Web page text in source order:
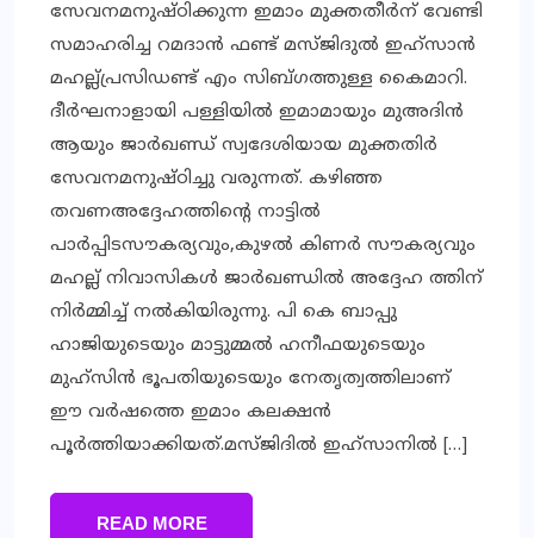
സേവനമനുഷ്ഠിക്കുന്ന ഇമാം മുക്തതീര്‍ന് വേണ്ടി
സമാഹരിച്ച റമദാന്‍ ഫണ്ട് മസ്ജിദുല്‍ ഇഹ്‌സാന്‍
മഹല്ല്പ്രസിഡണ്ട് എം സിബ്ഗത്തുള്ള കൈമാറി.
ദീര്‍ഘനാളായി പള്ളിയില്‍ ഇമാമായും മുഅദിന്‍
ആയും ജാര്‍ഖണ്ഡ് സ്വദേശിയായ മുക്തതിര്‍
സേവനമനുഷ്ഠിച്ചു വരുന്നത്. കഴിഞ്ഞ
തവണഅദ്ദേഹത്തിന്റെ നാട്ടില്‍
പാര്‍പ്പിടസൗകര്യവും,കുഴല്‍ കിണര്‍ സൗകര്യവും
മഹല്ല് നിവാസികള്‍ ജാര്‍ഖണ്ഡില്‍ അദ്ദേഹ ത്തിന്
നിര്‍മ്മിച്ച് നല്‍കിയിരുന്നു. പി കെ ബാപ്പു
ഹാജിയുടെയും മാട്ടുമ്മല്‍ ഹനീഫയുടെയും
മുഹ്‌സിന്‍ ഭൂപതിയുടെയും നേതൃത്വത്തിലാണ്
ഈ വര്‍ഷത്തെ ഇമാം കലക്ഷന്‍
പൂര്‍ത്തിയാക്കിയത്.മസ്ജിദില്‍ ഇഹ്‌സാനില്‍ […]
READ MORE